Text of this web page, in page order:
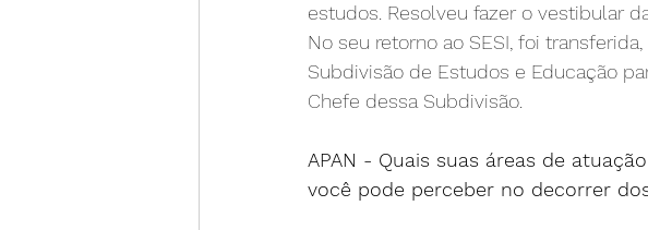
estudos. Resolveu fazer o vestibular
No seu retorno ao SESI, foi
Subdivisão de Estudos e Educação
Chefe dessa Subdivisão.
APAN - Quais suas áreas de
você pode perceber no decorrer